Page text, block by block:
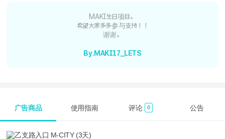
MAKI生日项目。
希望大家多多参与支持！！
谢谢。
By.MAKI17_LETS
广告商品 使用指南 评论 0 公告